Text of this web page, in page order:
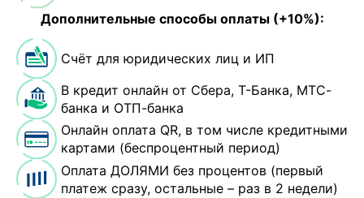
Дополнительные способы оплаты (+10%):
Счёт для юридических лиц и ИП
В кредит онлайн от Сбера, Т-Банка, МТС-
банка и ОТП-банка
Онлайн оплата QR, в том числе кредитными
картами (беспроцентный период)
Оплата ДОЛЯМИ без процентов (первый
платеж сразу, остальные – раз в 2 недели)